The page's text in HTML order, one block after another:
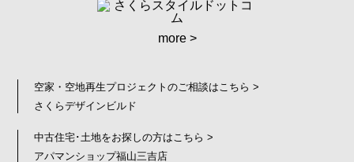
more >
空家・空地再生プロジェクトのご相談はこちら >
さくらデザインビルド
中古住宅･土地をお探しの方はこちら >
アパマンショップ福山三吉店